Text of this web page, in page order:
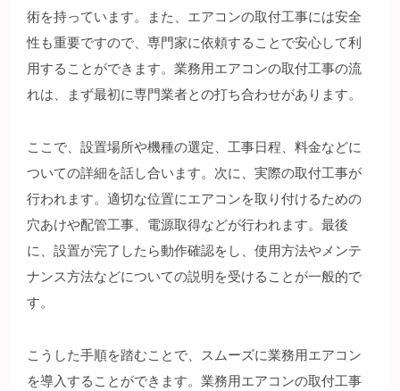
術を持っています。また、エアコンの取付工事には安全
性も重要ですので、専門家に依頼することで安心して利
用することができます。業務用エアコンの取付工事の流
れは、まず最初に専門業者との打ち合わせがあります。
ここで、設置場所や機種の選定、工事日程、料金などに
ついての詳細を話し合います。次に、実際の取付工事が
行われます。適切な位置にエアコンを取り付けるための
穴あけや配管工事、電源取得などが行われます。最後
に、設置が完了したら動作確認をし、使用方法やメンテ
ナンス方法などについての説明を受けることが一般的で
す。
こうした手順を踏むことで、スムーズに業務用エアコン
を導入することができます。業務用エアコンの取付工事